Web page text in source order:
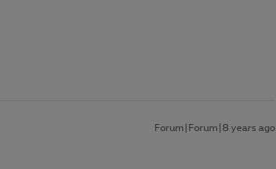
Forum|Forum|8 years ago